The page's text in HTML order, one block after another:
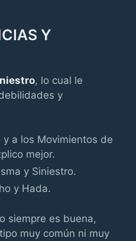
Y
, lo cual le
y
y a los Movimientos de
mejor.
y Siniestro.
y Hada.
siempre es buena,
muy común ni muy